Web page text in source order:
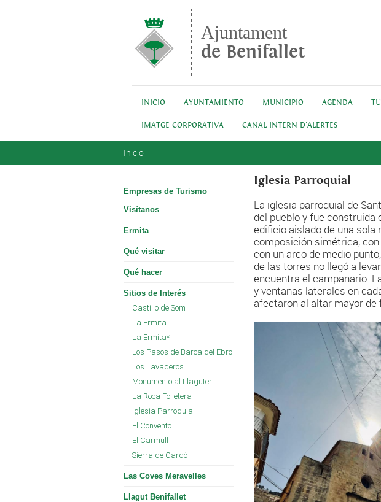
Ajuntament
de Benifallet
INICIO AYUNTAMIENTO MUNICIPIO AGENDA
IMATGE CORPORATIVA CANAL INTERN D'ALERTES
Se encuentra usted aquí
Inicio
Empresas de Turismo
Visítanos
Ermita
Qué visitar
Qué hacer
Sitios de Interés
Castillo de Som
La Ermita
La Ermita*
Los Pasos de Barca del Ebro
Los Lavaderos
Monumento al Llaguter
La Roca Folletera
Iglesia Parroquial
El Convento
El Carmull
Sierra de Cardó
Las Coves Meravelles
Llagut Benifallet
Iglesia Parroquial
La iglesia parroquial de
del pueblo y fue construida
edificio aislado de una
composición simétrica,
con un arco de medio
de las torres no llegó a
encuentra el campanario.
y ventanas laterales en
afectaron al altar mayor